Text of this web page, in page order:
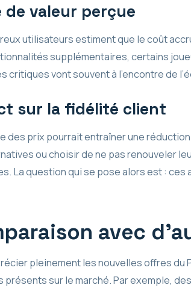
de valeur perçue
utilisateurs estiment que le coût
supplémentaires, certains
critiques vont souvent à l’encontre de
sur la fidélité client
des prix pourrait entraîner une
ou choisir de ne pas renouveler
La question qui se pose alors est :
avec
pleinement les nouvelles offres du
présents sur le marché. Par exemple,